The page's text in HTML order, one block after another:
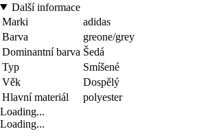
Další informace
Marki
adidas
Barva
greone/grey
Dominantní barva Šedá
Typ
Smíšené
Věk
Dospělý
Hlavní materiál
polyester
Loading...
Loading...